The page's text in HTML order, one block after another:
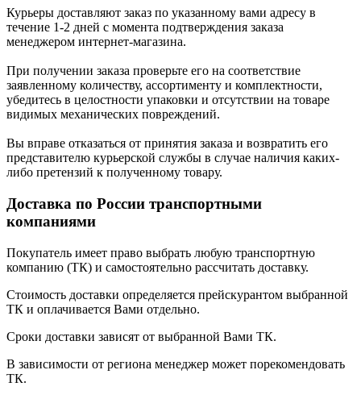
Курьеры доставляют заказ по указанному вами адресу в
течение 1-2 дней с момента подтверждения заказа
менеджером интернет-магазина.
При получении заказа проверьте его на соответствие
заявленному количеству, ассортименту и комплектности,
убедитесь в целостности упаковки и отсутствии на товаре
видимых механических повреждений.
Вы вправе отказаться от принятия заказа и возвратить его
представителю курьерской службы в случае наличия каких-
либо претензий к полученному товару.
Доставка по России транспортными
компаниями
Покупатель имеет право выбрать любую транспортную
компанию (ТК) и самостоятельно рассчитать доставку.
Стоимость доставки определяется прейскурантом выбранной
ТК и оплачивается Вами отдельно.
Сроки доставки зависят от выбранной Вами ТК.
В зависимости от региона менеджер может порекомендовать
ТК.